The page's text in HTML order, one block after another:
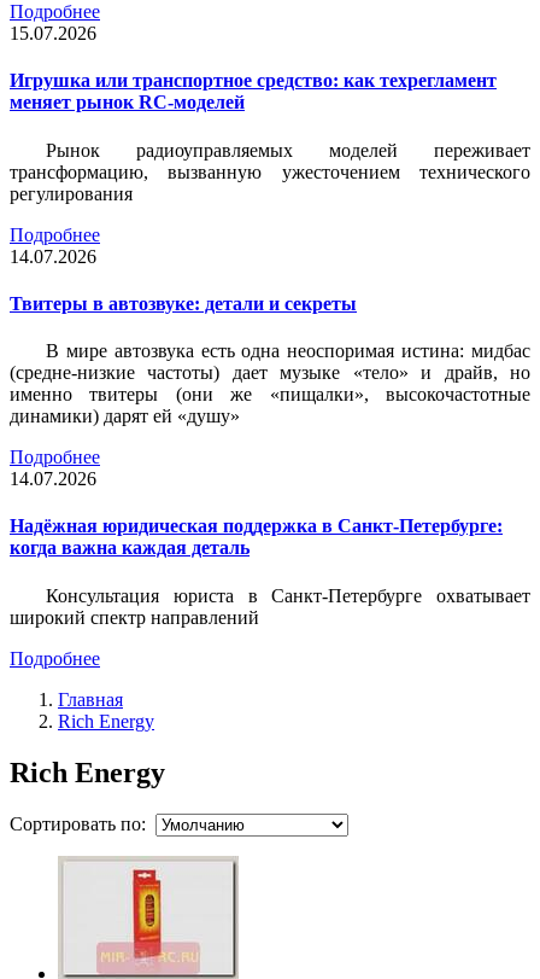
Подробнее
15.07.2026
Игрушка или транспортное средство: как техрегламент
меняет рынок RC-моделей
Рынок радиоуправляемых моделей переживает
трансформацию, вызванную ужесточением технического
регулирования
Подробнее
14.07.2026
Твитеры в автозвуке: детали и секреты
В мире автозвука есть одна неоспоримая истина: мидбас
(средне-низкие частоты) дает музыке «тело» и драйв, но
именно твитеры (они же «пищалки», высокочастотные
динамики) дарят ей «душу»
Подробнее
14.07.2026
Надёжная юридическая поддержка в Санкт-Петербурге:
когда важна каждая деталь
Консультация юриста в Санкт-Петербурге охватывает
широкий спектр направлений
Подробнее
Главная
Rich Energy
Rich Energy
Сортировать по: